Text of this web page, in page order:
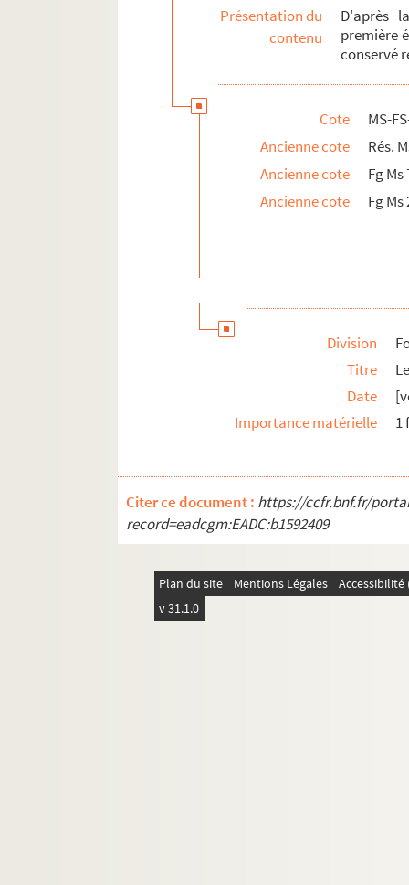
Présentation du
contenu
D'après
première
conservé
Cote
MS-
Ancienne cote
Rés.
Ancienne cote
Fg Ms
Ancienne cote
Fg Ms
Division
Titre
Date
Importance matérielle
1
Citer ce document : https://ccfr.bnf.fr/
record=eadcgm:EADC:b1592409
Plan du site Mentions Légales
v 31.1.0